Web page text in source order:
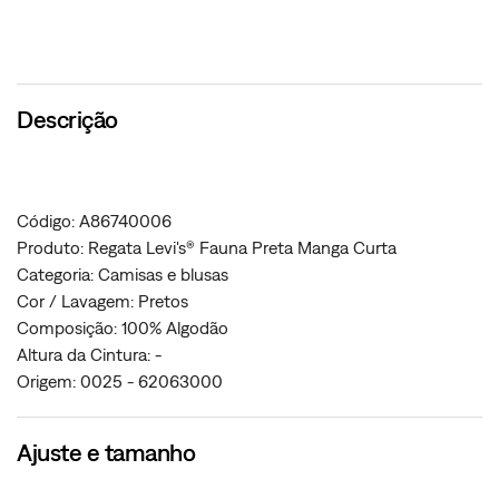
Descrição
Código: A86740006
Produto: Regata Levi's® Fauna Preta Manga Curta
Categoria: Camisas e blusas
Cor / Lavagem: Pretos
Composição: 100% Algodão
Altura da Cintura: -
Origem: 0025 - 62063000
Ajuste e tamanho